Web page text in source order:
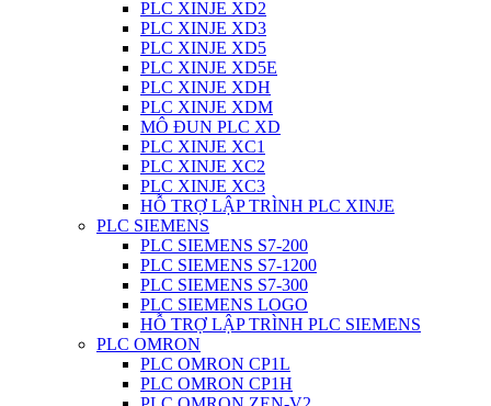
PLC XINJE XD2
PLC XINJE XD3
PLC XINJE XD5
PLC XINJE XD5E
PLC XINJE XDH
PLC XINJE XDM
MÔ ĐUN PLC XD
PLC XINJE XC1
PLC XINJE XC2
PLC XINJE XC3
HỖ TRỢ LẬP TRÌNH PLC XINJE
PLC SIEMENS
PLC SIEMENS S7-200
PLC SIEMENS S7-1200
PLC SIEMENS S7-300
PLC SIEMENS LOGO
HỖ TRỢ LẬP TRÌNH PLC SIEMENS
PLC OMRON
PLC OMRON CP1L
PLC OMRON CP1H